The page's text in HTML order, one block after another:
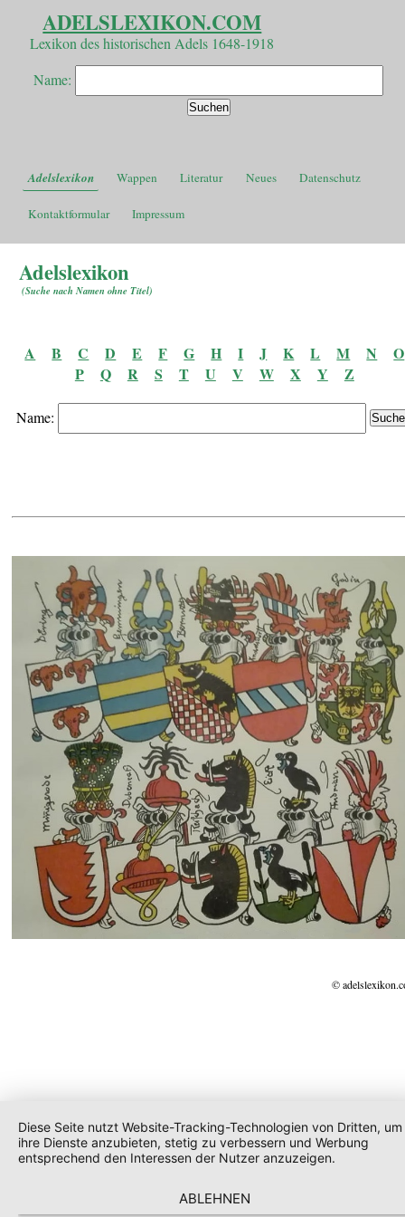
ADELSLEXIKON.COM
Lexikon des historischen Adels 1648-1918
Name:
Adelslexikon Wappen Literatur Neues Datenschutz
Kontaktformular Impressum
Adelslexikon
(Suche nach Namen ohne Titel)
A B C D E F G H I J K L M N
O
P
Q R S T U V W X Y Z
Name:
©
Diese Seite nutzt Website-Tracking-Technologien von Dritten, um
ihre Dienste anzubieten, stetig zu verbessern und Werbung
entsprechend den Interessen der Nutzer anzuzeigen.
ABLEHNEN